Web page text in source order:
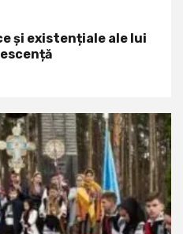
și existențiale ale lui